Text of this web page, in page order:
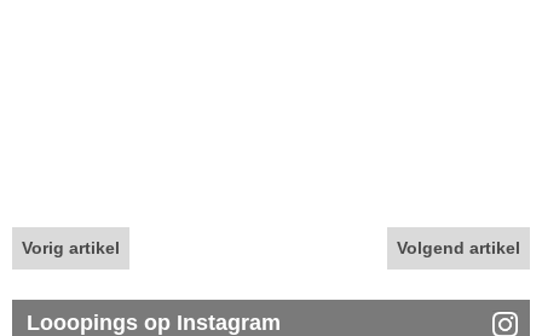
Vorig artikel Volgend artikel
Looopings op Instagram